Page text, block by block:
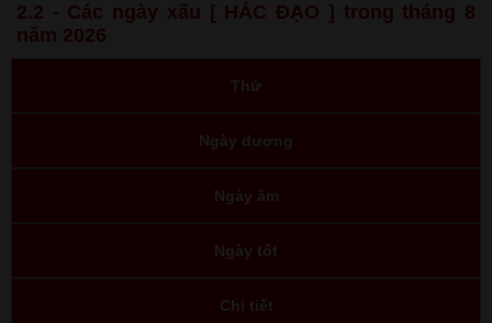
2.2 - Các ngày xấu [ HẮC ĐẠO ] trong tháng 8
năm 2026
Thứ
Ngày dương
Ngày âm
Ngày tốt
Chi tiết